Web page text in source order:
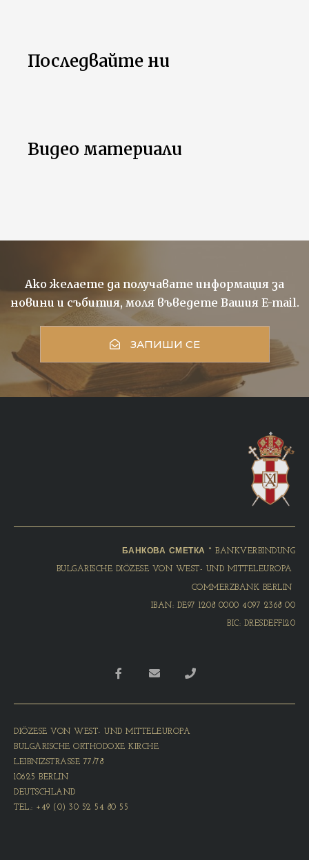
Последвайте ни
Видео материали
Ако желаете да получавате информация за
новини и събития, моля въведете Вашия E-mail.
ЗАПИШИ СЕ
DIÖZESE VON WEST- UND MITTELEUROPA
BULGARISCHE ORTHODOXE KIRCHE
LEIBNIZSTRASSE 77/78
10625 BERLIN
DEUTSCHLAND
TEL.: +49 (0) 30 52 54 80 55
БАНКОВА СМЕТКА * BANKVERBINDUNG
BULGARISCHE DIÖZESE VON WEST- UND MITTELEUROPA
COMMERZBANK BERLIN
IBAN: DE97 1208 0000 4097 2368 00
BIC: DRESDEFF120